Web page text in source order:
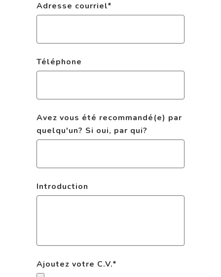
Adresse courriel*
Téléphone
Avez vous été recommandé(e) par
quelqu'un? Si oui, par qui?
Introduction
Ajoutez votre C.V.*